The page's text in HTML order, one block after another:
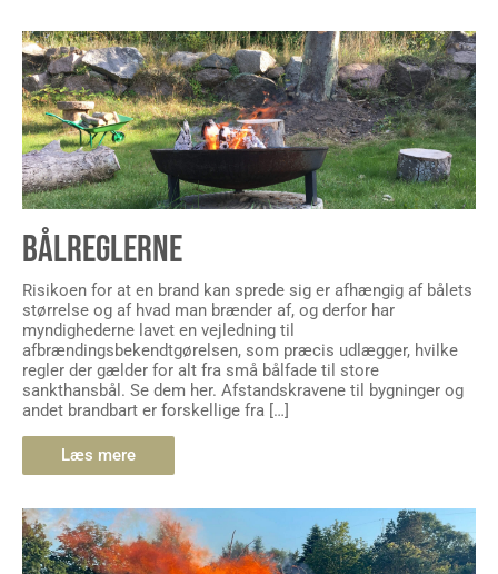
BÅLREGLERNE
Risikoen for at en brand kan sprede sig er afhængig af bålets
størrelse og af hvad man brænder af, og derfor har
myndighederne lavet en vejledning til
afbrændingsbekendtgørelsen, som præcis udlægger, hvilke
regler der gælder for alt fra små bålfade til store
sankthansbål. Se dem her. Afstandskravene til bygninger og
andet brandbart er forskellige fra […]
Læs mere